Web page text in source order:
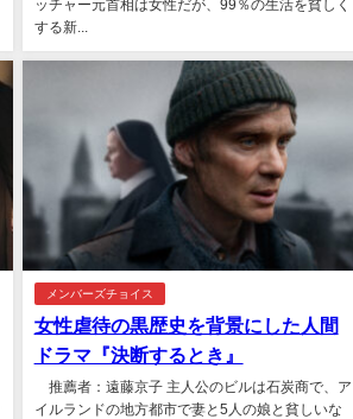
ッチャー元首相は女性だが、99％の生活を貧しく
する新...
メンバーズチョイス
女性虐待の黒歴史を背景にした人間
ドラマ『決断するとき』
推薦者：遠藤京子 主人公のビルは石炭商で、ア
イルランドの地方都市で妻と5人の娘と貧しいな